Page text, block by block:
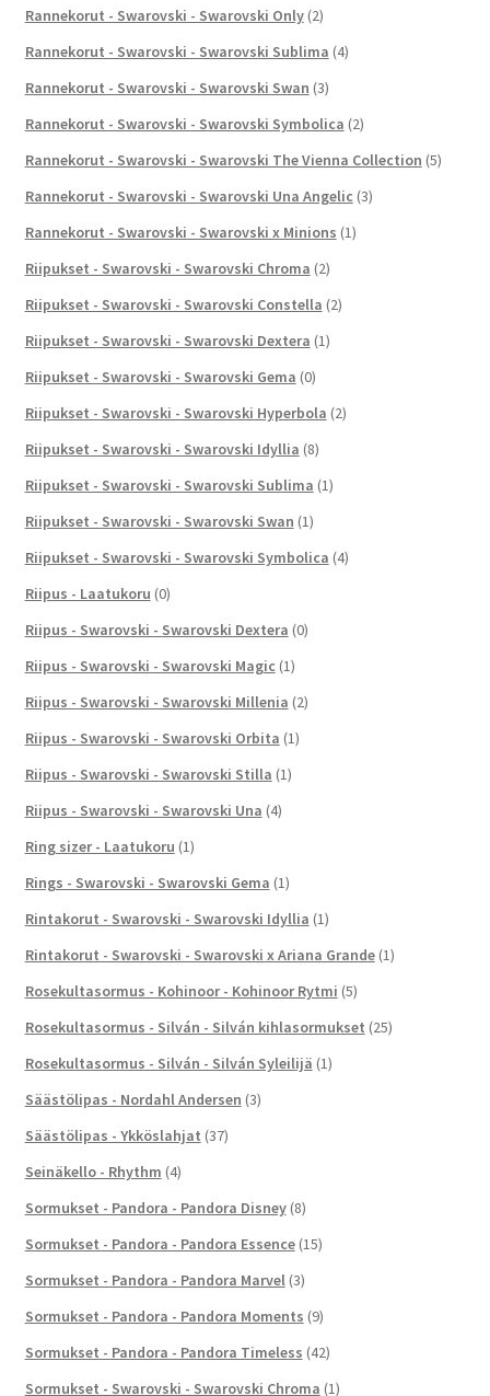
Rannekorut - Swarovski - Swarovski Only (2)
Rannekorut - Swarovski - Swarovski Sublima (4)
Rannekorut - Swarovski - Swarovski Swan (3)
Rannekorut - Swarovski - Swarovski Symbolica (2)
Rannekorut - Swarovski - Swarovski The Vienna Collection (5)
Rannekorut - Swarovski - Swarovski Una Angelic (3)
Rannekorut - Swarovski - Swarovski x Minions (1)
Riipukset - Swarovski - Swarovski Chroma (2)
Riipukset - Swarovski - Swarovski Constella (2)
Riipukset - Swarovski - Swarovski Dextera (1)
Riipukset - Swarovski - Swarovski Gema (0)
Riipukset - Swarovski - Swarovski Hyperbola (2)
Riipukset - Swarovski - Swarovski Idyllia (8)
Riipukset - Swarovski - Swarovski Sublima (1)
Riipukset - Swarovski - Swarovski Swan (1)
Riipukset - Swarovski - Swarovski Symbolica (4)
Riipus - Laatukoru (0)
Riipus - Swarovski - Swarovski Dextera (0)
Riipus - Swarovski - Swarovski Magic (1)
Riipus - Swarovski - Swarovski Millenia (2)
Riipus - Swarovski - Swarovski Orbita (1)
Riipus - Swarovski - Swarovski Stilla (1)
Riipus - Swarovski - Swarovski Una (4)
Ring sizer - Laatukoru (1)
Rings - Swarovski - Swarovski Gema (1)
Rintakorut - Swarovski - Swarovski Idyllia (1)
Rintakorut - Swarovski - Swarovski x Ariana Grande (1)
Rosekultasormus - Kohinoor - Kohinoor Rytmi (5)
Rosekultasormus - Silván - Silván kihlasormukset (25)
Rosekultasormus - Silván - Silván Syleilijä (1)
Säästölipas - Nordahl Andersen (3)
Säästölipas - Ykköslahjat (37)
Seinäkello - Rhythm (4)
Sormukset - Pandora - Pandora Disney (8)
Sormukset - Pandora - Pandora Essence (15)
Sormukset - Pandora - Pandora Marvel (3)
Sormukset - Pandora - Pandora Moments (9)
Sormukset - Pandora - Pandora Timeless (42)
Sormukset - Swarovski - Swarovski Chroma (1)